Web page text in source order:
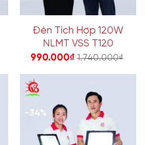
Đèn Tích Hợp 120W
NLMT VSS T120
990.000₫ 1.740.000₫
-34%